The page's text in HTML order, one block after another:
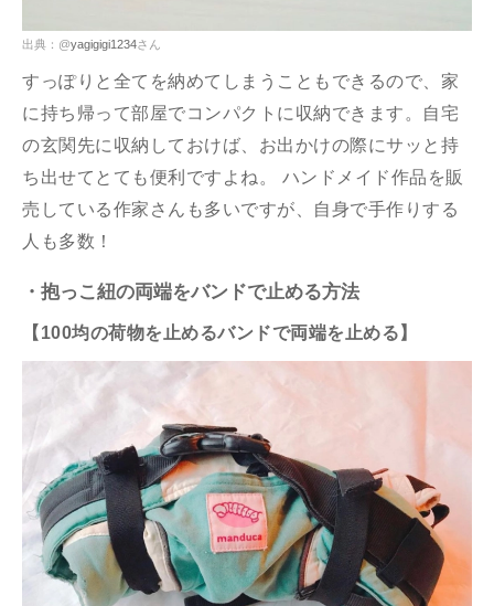
出典：@yagigigi1234さん
すっぽりと全てを納めてしまうこともできるので、家
に持ち帰って部屋でコンパクトに収納できます。自宅
の玄関先に収納しておけば、お出かけの際にサッと持
ち出せてとても便利ですよね。 ハンドメイド作品を販
売している作家さんも多いですが、自身で手作りする
人も多数！
・抱っこ紐の両端をバンドで止める方法
【100均の荷物を止めるバンドで両端を止める】